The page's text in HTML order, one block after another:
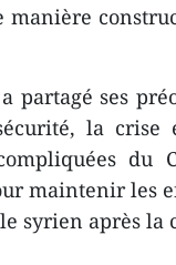
manière
partagé ses
la crise
du
maintenir les
syrien après la